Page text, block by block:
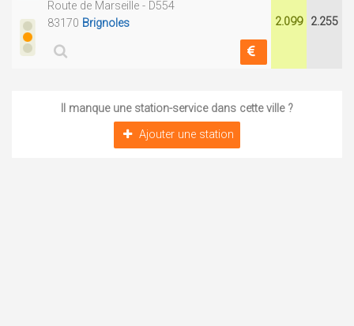
Route de Marseille - D554
83170 Brignoles 2.099 2.255
Il manque une station-service dans cette ville ?
Ajouter une station